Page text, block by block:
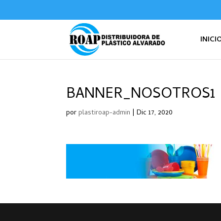
BANNER_NOSOTROS1
porplastiroap-admin |Dic 17, 2020